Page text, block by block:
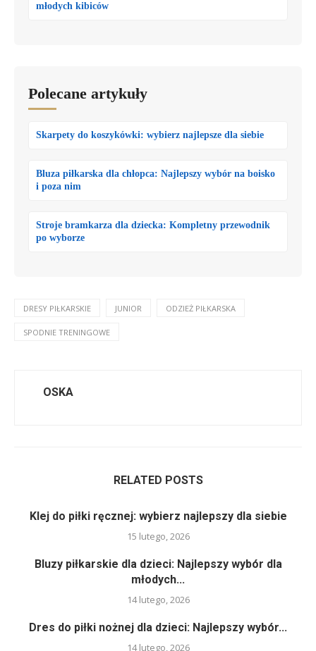
młodych kibiców
Polecane artykuły
Skarpety do koszykówki: wybierz najlepsze dla siebie
Bluza piłkarska dla chłopca: Najlepszy wybór na boisko
i poza nim
Stroje bramkarza dla dziecka: Kompletny przewodnik
po wyborze
DRESY PIŁKARSKIE JUNIOR ODZIEŻ PIŁKARSKA
SPODNIE TRENINGOWE
OSKA
RELATED POSTS
Klej do piłki ręcznej: wybierz najlepszy dla siebie
15 lutego, 2026
Bluzy piłkarskie dla dzieci: Najlepszy wybór dla
młodych...
14 lutego, 2026
Dres do piłki nożnej dla dzieci: Najlepszy wybór...
14 lutego, 2026